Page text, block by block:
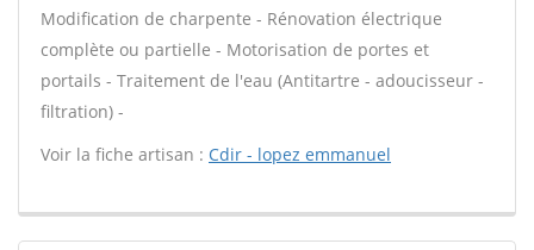
Modification de charpente - Rénovation électrique
complète ou partielle - Motorisation de portes et
portails - Traitement de l'eau (Antitartre - adoucisseur -
filtration) -
Voir la fiche artisan : Cdir - lopez emmanuel